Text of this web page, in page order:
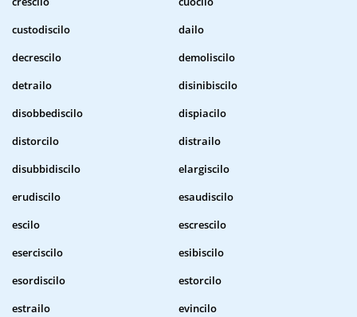
custodiscilo
dailo
decrescilo
demoliscilo
detrailo
disinibiscilo
disobbediscilo
dispiacilo
distorcilo
distrailo
disubbidiscilo
elargiscilo
erudiscilo
esaudiscilo
escilo
escrescilo
eserciscilo
esibiscilo
esordiscilo
estorcilo
estrailo
evincilo